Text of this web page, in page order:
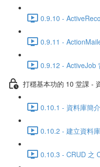
0.9.10 -
0.9.11 -
0.9.12 - ActiveJob
打穩基本功的 10 堂課 -
0.10.1 - 資料庫簡
0.10.2 - 建立資料
0.10.3 - CRUD 之